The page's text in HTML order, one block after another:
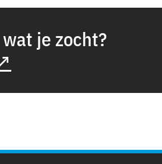
je zocht?